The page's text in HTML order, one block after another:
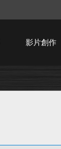
影片創作